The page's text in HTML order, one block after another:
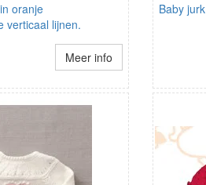
oranje
verticaal lijnen.
Meer info
Baby jurk